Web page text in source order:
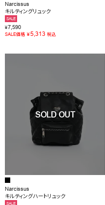
INFORMATION
RECRUIT
はじめてご利用の方へ
Narcissus
キルティングリュック
SALE
¥7,590
SALE価格 ¥5,313 税込
Narcissus
キルティングハートリュック
SALE